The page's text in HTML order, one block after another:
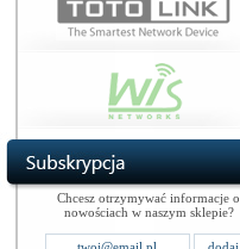
Chcesz otrzymywać informacje o
nowościach w naszym sklepie?